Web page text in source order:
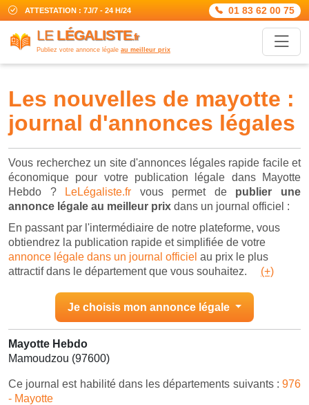
ATTESTATION : 7J/7 - 24 H/24 01 83 62 00 75
LE LÉGALISTE.fr
Publiez votre annonce légale au meilleur prix
les nouvelles de mayotte :
journal d'annonces légales
Vous recherchez un site d'annonces légales rapide facile et
économique pour votre publication légale dans Mayotte
Hebdo ?
LeLégaliste.fr vous permet de publier une
annonce légale au meilleur prix dans un journal officiel :
En passant par l'intermédiaire de notre plateforme, vous
obtiendrez la publication rapide et simplifiée de votre
annonce légale dans un journal officiel au prix le plus
attractif dans le département que vous souhaitez.
(+)
Je choisis mon annonce légale
Mayotte Hebdo
Mamoudzou (97600)
Ce journal est habilité dans les départements suivants : 976
- Mayotte